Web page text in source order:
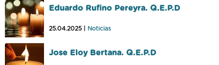
Eduardo Rufino Pereyra. Q.E.P.D
25.04.2025 | Noticias
Jose Eloy Bertana. Q.E.P.D